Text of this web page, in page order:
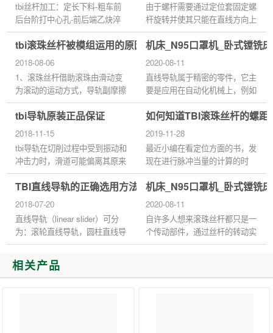
tbi丝杆加工：定长下料-粗车前
后台阶打中心孔-前后端乙炔淬
火-硬质合金研磨中心孔-粗校直-
粗车各台阶外圆-表面淬火-低温
回火-粗磨-粗车螺纹-粗磨螺纹...
由于螺杆需要通过定位套固定螺
杆旋转并使其只能在直线方向上
靠螺母套与螺杆之间的螺纹旋转
实现螺杆直线运动，但这种结构
导致定位套固定螺杆旋转...
tbi滚珠丝杆被模组运用的原因
2018-08-06
1、滚珠丝杆借助滚珠由滑动变
为滚动的运动方式，导轨副摩擦
阻力小，动静摩擦阻力差值小，
低速时不会产生爬行。重复定位
精度高，适合作频繁启动或换...
机床_N95口罩机_卧式镗铣
2020-08-11
直线导轨属于精密的零件，它主
要是应用在自动化机械上，例如
进口的机床、激光焊接机等等，
当然直线导轨与直线轴是配套使
用的。它还主要是应用在精...
tbi导轨原装正品保证
2018-11-15
tbi导轨在切削过程中受到振动和
冲击力时，滑道可能偏离其原来
的固定位置，影响其精度。为了
避免类似情况，建议采用滑块固
定法固定滑道，以保证机床...
如何知道TBI滚珠丝杆的螺距
2019-11-28
最近小编在看定位方面的书，发
现在进行脉冲当量的计算的时
候，用滚珠丝杆的驱动的，这个
螺距很重要，如果是新装设备，
当然可以自己选好型号，可...
TBI直线导轨的正确选用方法
2018-07-20
直线导轨（linear slider）可分
为：滚轮直线导轨，圆柱直线导
轨，滚珠直线导轨，三种，是用
来支撑和引导运动部件，按给定
的方向做往复直线运动。依按
机床_N95口罩机_卧式镗铣
2020-08-11
自许多人想来滚珠丝杆都只是一
个传动部件，通过丝杆的转动实
现螺母的直线运动（丝杆支撑固
相关产品